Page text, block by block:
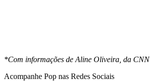
*Com informações de Aline Oliveira, da CNN
Acompanhe Pop nas Redes Sociais